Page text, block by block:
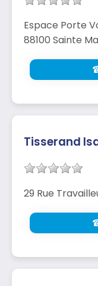
Espace Porte
88100 Sainte
Tisserand
29 Rue